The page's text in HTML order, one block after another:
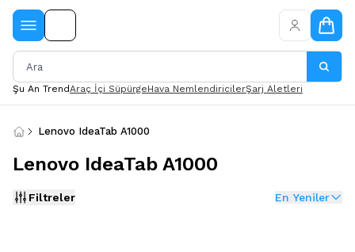
Şu An TrendAraç İçi SüpürgeHava NemlendiricilerŞarj Aletleri
Lenovo IdeaTab A1000
Lenovo IdeaTab A1000
Filtreler En Yeniler